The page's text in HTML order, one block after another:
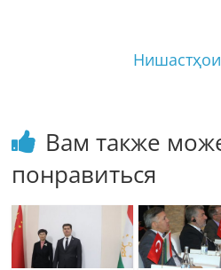
Вам также
понравиться